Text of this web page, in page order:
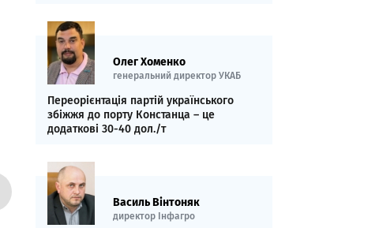
Олег Хоменко
генеральний директор УКАБ
Переорієнтація партій українського
збіжжя до порту Констанца – це
додаткові 30-40 дол./т
Василь Вінтоняк
директор Інфагро